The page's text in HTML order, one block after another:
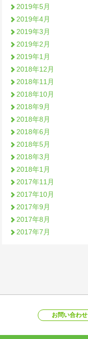
2019年5月
2019年4月
2019年3月
2019年2月
2019年1月
2018年12月
2018年11月
2018年10月
2018年9月
2018年8月
2018年6月
2018年5月
2018年3月
2018年1月
2017年11月
2017年10月
2017年9月
2017年8月
2017年7月
お問い合わせ